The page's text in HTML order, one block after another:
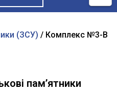
(ЗСУ) / Комплекс №3-В
пам’ятники